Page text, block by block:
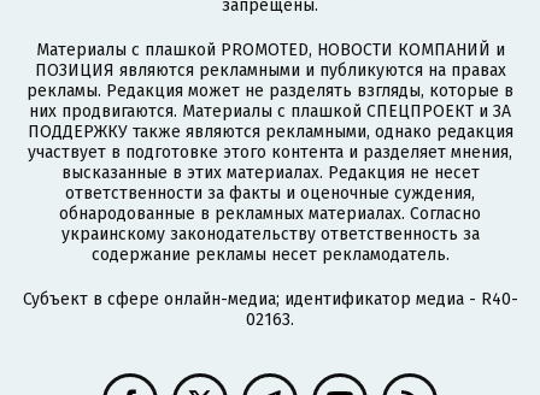
запрещены.
Материалы с плашкой PROMOTED, НОВОСТИ КОМПАНИЙ и
ПОЗИЦИЯ являются рекламными и публикуются на правах
рекламы. Редакция может не разделять взгляды, которые в
них продвигаются. Материалы с плашкой СПЕЦПРОЕКТ и ЗА
ПОДДЕРЖКУ также являются рекламными, однако редакция
участвует в подготовке этого контента и разделяет мнения,
высказанные в этих материалах. Редакция не несет
ответственности за факты и оценочные суждения,
обнародованные в рекламных материалах. Согласно
украинскому законодательству ответственность за
содержание рекламы несет рекламодатель.
Субъект в сфере онлайн-медиа; идентификатор медиа - R40-
02163.